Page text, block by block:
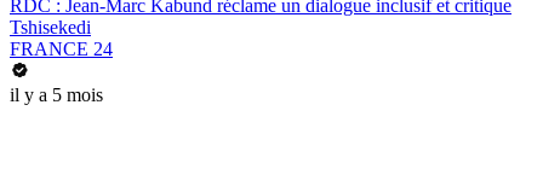
RDC : Jean-Marc Kabund réclame un dialogue inclusif et critique
Tshisekedi
FRANCE 24
il y a 5 mois